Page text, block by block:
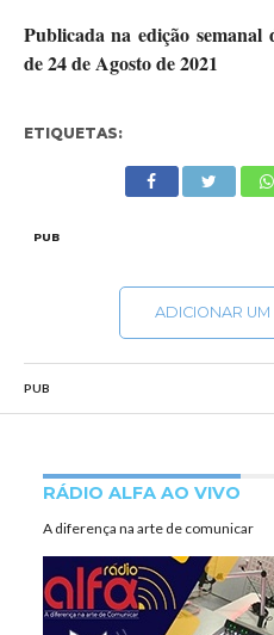
Publicada na edição
de 24 de Agosto de 2021
ETIQUETAS:
PUB
ADICIONAR UM
PUB
RÁDIO ALFA AO VIVO
A diferença na arte de comunicar